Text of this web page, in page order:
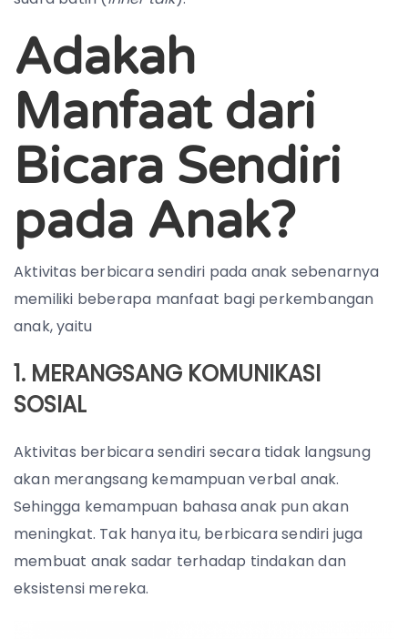
Adakah
Manfaat dari
Bicara Sendiri
pada Anak?
Aktivitas berbicara sendiri pada anak sebenarnya
memiliki beberapa manfaat bagi perkembangan
anak, yaitu
1. MERANGSANG KOMUNIKASI
SOSIAL
Aktivitas berbicara sendiri secara tidak langsung
akan merangsang kemampuan verbal anak.
Sehingga kemampuan bahasa anak pun akan
meningkat. Tak hanya itu, berbicara sendiri juga
membuat anak sadar terhadap tindakan dan
eksistensi mereka.